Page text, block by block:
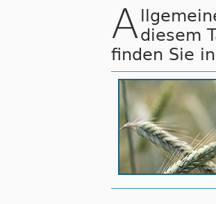
Adiesem
finden Sie